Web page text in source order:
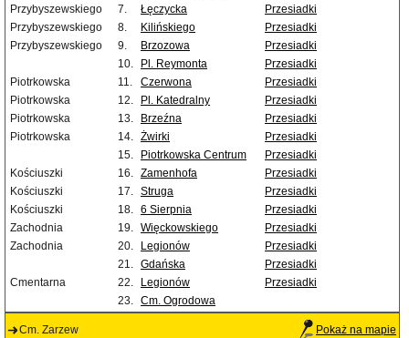
Przybyszewskiego
7. Łęczycka
Przesiadki
Przybyszewskiego
8. Kilińskiego
Przesiadki
Przybyszewskiego
9. Brzozowa
Przesiadki
10.
Pl. Reymonta
Przesiadki
Piotrkowska
11. Czerwona
Przesiadki
Piotrkowska
12. Pl. Katedralny
Przesiadki
Piotrkowska
13. Brzeźna
Przesiadki
Piotrkowska
14. Żwirki
Przesiadki
15.
Piotrkowska Centrum
Przesiadki
Kościuszki
16. Zamenhofa
Przesiadki
Kościuszki
17. Struga
Przesiadki
Kościuszki
18. 6 Sierpnia
Przesiadki
Zachodnia
19. Więckowskiego
Przesiadki
Zachodnia
20. Legionów
Przesiadki
21. Gdańska
Przesiadki
Cmentarna
22. Legionów
Przesiadki
23. Cm. Ogrodowa
Cm. Zarzew Pokaż na mapie